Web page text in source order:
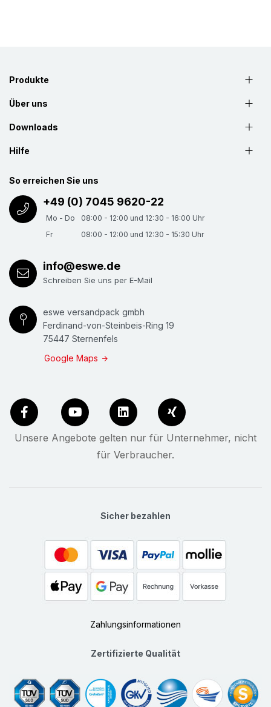
Produkte
Über uns
Downloads
Hilfe
So erreichen Sie uns
+49 (0) 7045 9620-22
Mo - Do
08:00 - 12:00 und 12:30 - 16:00 Uhr
Fr
08:00 - 12:00 und 12:30 - 15:30 Uhr
info@eswe.de
Schreiben Sie uns per E-Mail
eswe versandpack gmbh
Ferdinand-von-Steinbeis-Ring 19
75447 Sternenfels
Google Maps
Unsere Angebote gelten nur für Unternehmer, nicht
für Verbraucher.
Sicher bezahlen
Zahlungsinformationen
Zertifizierte Qualität